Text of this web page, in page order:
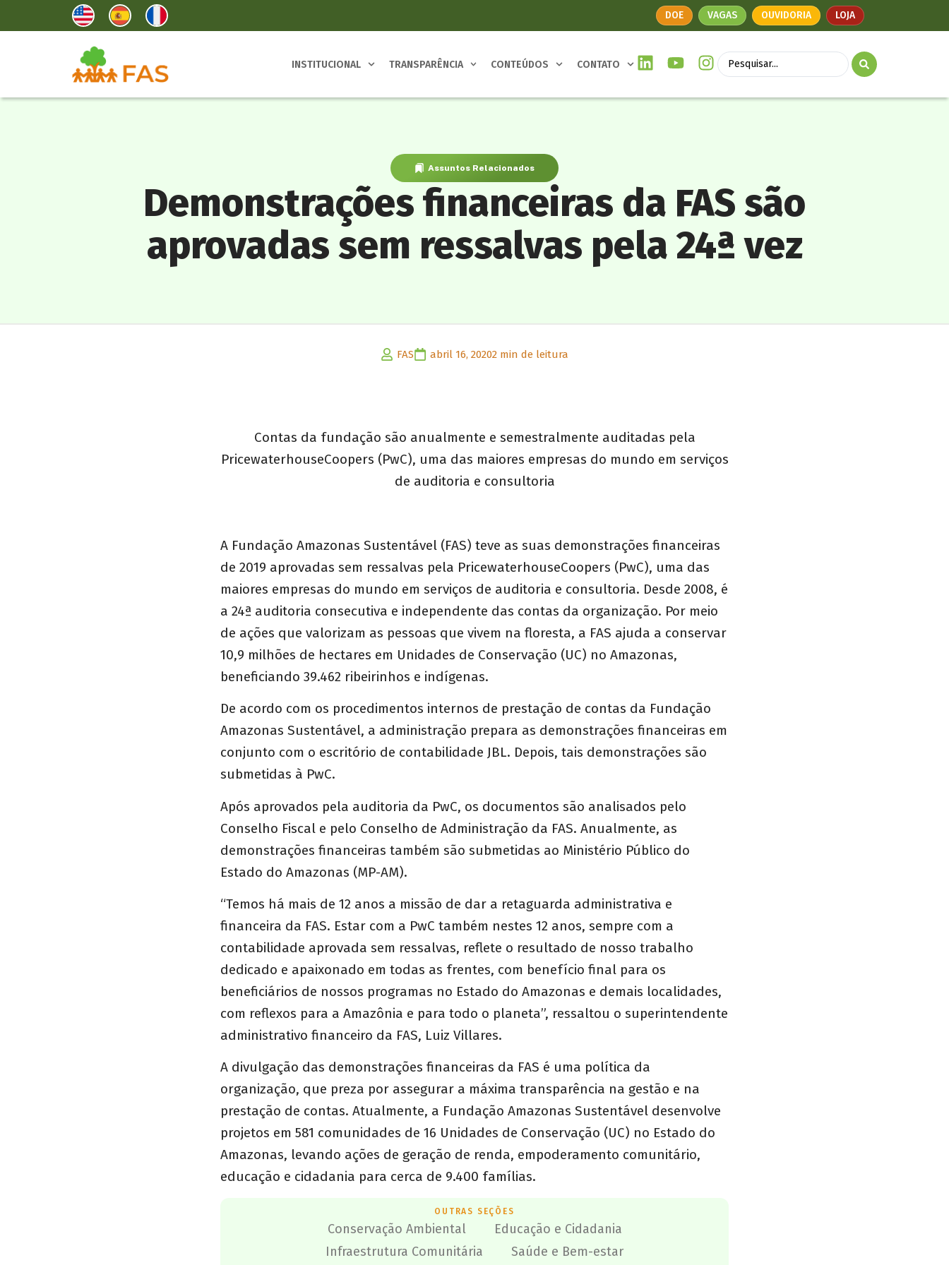
DOE VAGAS OUVIDORIA LOJA
INSTITUCIONAL TRANSPARÊNCIA CONTEÚDOS CONTATO
Assuntos Relacionados
Demonstrações financeiras da FAS são
aprovadas sem ressalvas pela 24ª vez
FAS abril 16, 20202 min de leitura
Contas da fundação são anualmente e semestralmente auditadas pela
PricewaterhouseCoopers (PwC), uma das maiores empresas do mundo em serviços
de auditoria e consultoria
A Fundação Amazonas Sustentável (FAS) teve as suas demonstrações financeiras
de 2019 aprovadas sem ressalvas pela PricewaterhouseCoopers (PwC), uma das
maiores empresas do mundo em serviços de auditoria e consultoria. Desde 2008, é
a 24ª auditoria consecutiva e independente das contas da organização. Por meio
de ações que valorizam as pessoas que vivem na floresta, a FAS ajuda a conservar
10,9 milhões de hectares em Unidades de Conservação (UC) no Amazonas,
beneficiando 39.462 ribeirinhos e indígenas.
De acordo com os procedimentos internos de prestação de contas da Fundação
Amazonas Sustentável, a administração prepara as demonstrações financeiras em
conjunto com o escritório de contabilidade JBL. Depois, tais demonstrações são
submetidas à PwC.
Após aprovados pela auditoria da PwC, os documentos são analisados pelo
Conselho Fiscal e pelo Conselho de Administração da FAS. Anualmente, as
demonstrações financeiras também são submetidas ao Ministério Público do
Estado do Amazonas (MP-AM).
“Temos há mais de 12 anos a missão de dar a retaguarda administrativa e
financeira da FAS. Estar com a PwC também nestes 12 anos, sempre com a
contabilidade aprovada sem ressalvas, reflete o resultado de nosso trabalho
dedicado e apaixonado em todas as frentes, com benefício final para os
beneficiários de nossos programas no Estado do Amazonas e demais localidades,
com reflexos para a Amazônia e para todo o planeta”, ressaltou o superintendente
administrativo financeiro da FAS, Luiz Villares.
A divulgação das demonstrações financeiras da FAS é uma política da
organização, que preza por assegurar a máxima transparência na gestão e na
prestação de contas. Atualmente, a Fundação Amazonas Sustentável desenvolve
projetos em 581 comunidades de 16 Unidades de Conservação (UC) no Estado do
Amazonas, levando ações de geração de renda, empoderamento comunitário,
educação e cidadania para cerca de 9.400 famílias.
OUTRAS SEÇÕES
Conservação Ambiental
Educação e Cidadania
Infraestrutura Comunitária
Saúde e Bem-estar